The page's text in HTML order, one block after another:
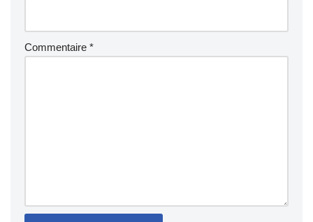
Commentaire *